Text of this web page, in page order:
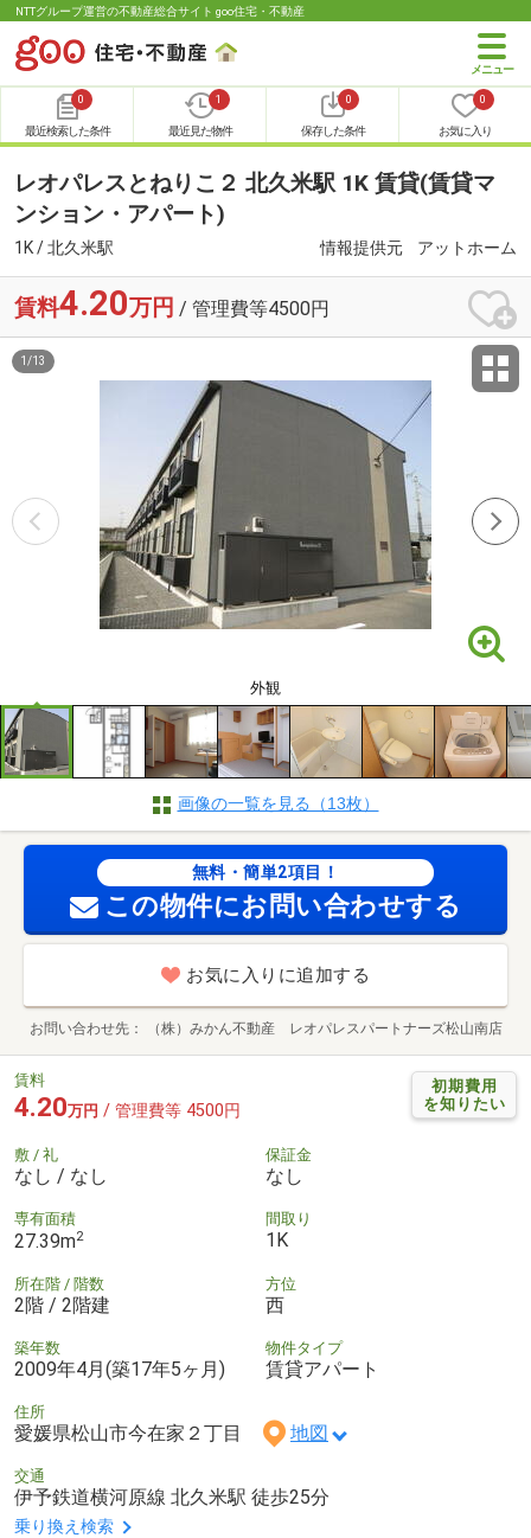
NTTグループ運営の不動産総合サイト goo住宅・不動産
0
最近検索した条件
1
最近見た物件
0
保存した条件
0
お気に入り
レオパレスとねりこ２ 北久米駅 1K 賃貸(賃貸マ
ンション・アパート)
1K / 北久米駅 情報提供元 アットホーム
賃料4.20万円 / 管理費等4500円
外観
1 /13
画像の一覧を見る（13枚）
無料・簡単2項目！
この物件にお問い合わせする
お気に入りに追加する
お問い合わせ先 （株）みかん不動産 レオパレスパートナーズ松山南店
初期費用
を知りたい
賃料
4.20万円 / 管理費等 4500円
敷 / 礼
なし / なし
保証金
なし
専有面積
27.39m2
間取り
1K
所在階 / 階数
2階 / 2階建
方位
西
築年数
2009年4月(築17年5ヶ月)
物件タイプ
賃貸アパート
住所
愛媛県松山市今在家２丁目 地図
交通
伊予鉄道横河原線 北久米駅 徒歩25分
乗り換え検索